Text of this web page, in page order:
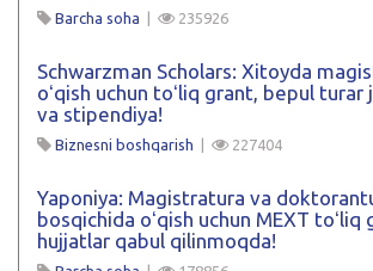
Barcha soha | 235926
Schwarzman Scholars: Xitoyda
oʻqish uchun toʻliq grant, bepul turar
va stipendiya!
Biznesni boshqarish | 227404
Yaponiya: Magistratura va
bosqichida oʻqish uchun MEXT toʻliq
hujjatlar qabul qilinmoqda!